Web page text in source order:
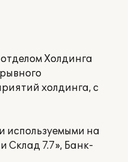
Холдинга
холдинга, с
используемыми на
Склад 7.7», Банк-